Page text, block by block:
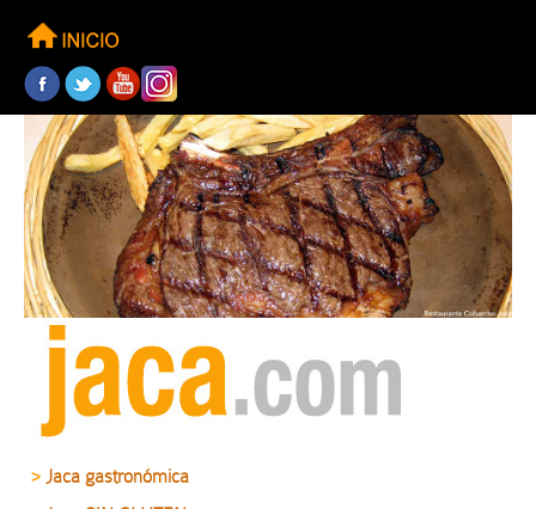
> Jaca gastronómica